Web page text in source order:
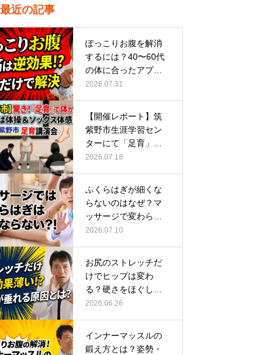
最近の記事
ぽっこりお腹を解消
するには？40〜60代
の体に合ったアプロ
ーチ
2026.07.31
【開催レポート】筑
紫野市生涯学習セン
ターにて「足育」講
演会に登壇し…
2026.07.18
ふくらはぎが細くな
らないのはなぜ？マ
ッサージで変わらな
い根本原因
2026.07.10
お尻のストレッチだ
けでヒップは変わ
る？硬さをほぐして
整える正しい方…
2026.06.26
インナーマッスルの
鍛え方とは？姿勢・